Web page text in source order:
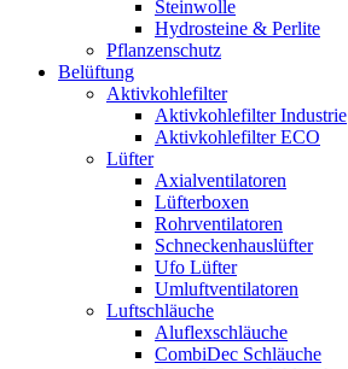
Steinwolle
Hydrosteine & Perlite
Pflanzenschutz
Belüftung
Aktivkohlefilter
Aktivkohlefilter Industrie
Aktivkohlefilter ECO
Lüfter
Axialventilatoren
Lüfterboxen
Rohrventilatoren
Schneckenhauslüfter
Ufo Lüfter
Umluftventilatoren
Luftschläuche
Aluflexschläuche
CombiDec Schläuche